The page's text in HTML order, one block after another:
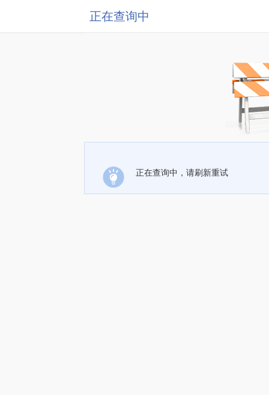
正在查询中
正在查询中，请刷新重试